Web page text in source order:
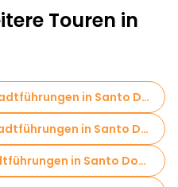
Touren in
Historische kostenlose Stadtführungen in Santo Domingo
Alternative kostenlose Stadtführungen in Santo Domingo
Kulturelle kostenlose Stadtführungen in Santo Domingo